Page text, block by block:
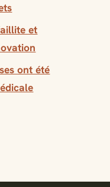
et
ont été